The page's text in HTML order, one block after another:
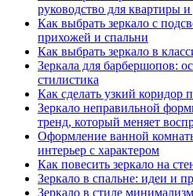
руководство для квартиры
Как выбрать зеркало с
прихожей и спальни
Как выбрать зеркало в
Зеркала для барбершопов:
стилистика
Как сделать узкий коридор
Зеркало неправильной
тренд, который меняет
Оформление ванной
интерьер с характером
Как повесить зеркало на
Зеркало в спальне: идеи и
Зеркало в стиле минимализм